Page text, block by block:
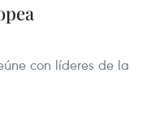
con líderes de la